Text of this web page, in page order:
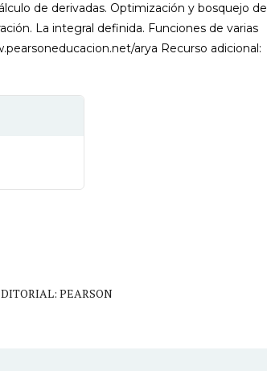
de derivadas. Optimización y bosquejo de
La integral definida. Funciones de varias
arya Recurso adicional:
PEARSON